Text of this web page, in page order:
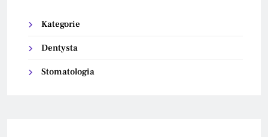
Kategorie
Dentysta
Stomatologia